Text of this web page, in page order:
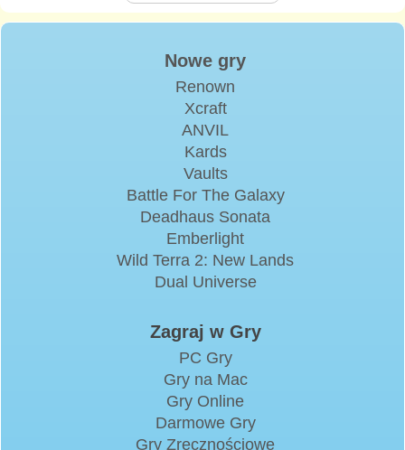
Nowe gry
Renown
Xcraft
ANVIL
Kards
Vaults
Battle For The Galaxy
Deadhaus Sonata
Emberlight
Wild Terra 2: New Lands
Dual Universe
Zagraj w Gry
PC Gry
Gry na Mac
Gry Online
Darmowe Gry
Gry Zręcznościowe